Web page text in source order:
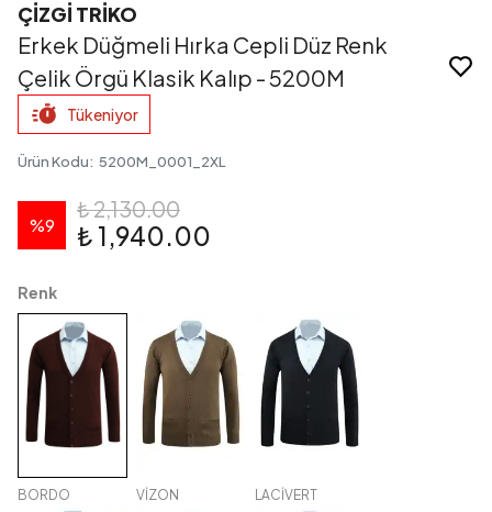
ÇİZGİ TRİKO
Erkek Düğmeli Hırka Cepli Düz Renk
Çelik Örgü Klasik Kalıp - 5200M
Tükeniyor
Ürün Kodu: 5200M_0001_2XL
%9
₺ 2,130.00
₺ 1,940.00
Renk
BORDO VİZON LACİVERT